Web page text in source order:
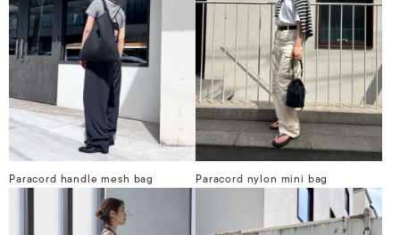
Paracord handle mesh bag Paracord nylon mini bag